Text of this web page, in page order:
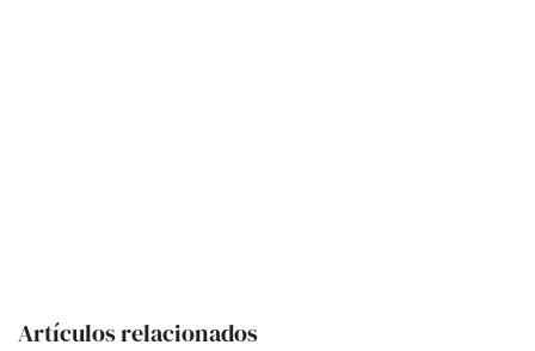
Artículos relacionados